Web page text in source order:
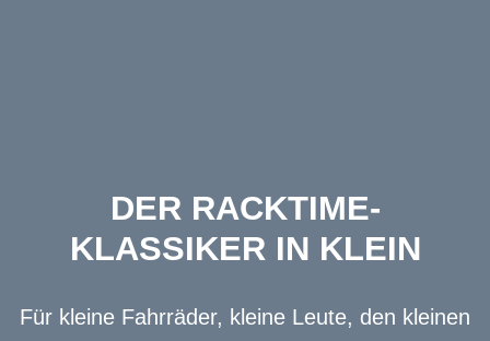
DER RACKTIME-
KLASSIKER IN KLEIN
Für kleine Fahrräder, kleine Leute, den kleinen